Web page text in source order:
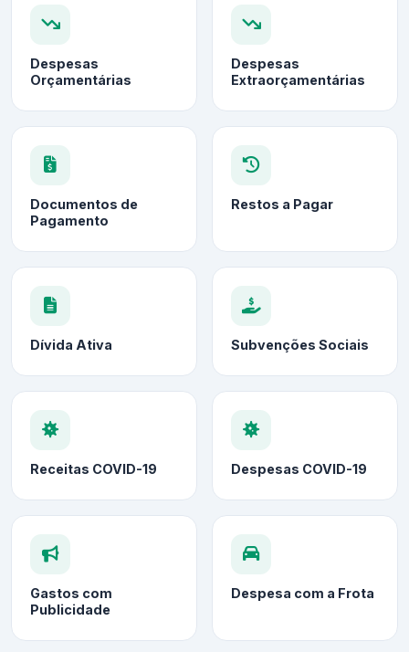
Despesas
Orçamentárias
Despesas
Extraorçamentárias
Documentos de
Pagamento
Restos a Pagar
Dívida Ativa Subvenções Sociais
Receitas COVID-19 Despesas COVID-19
Gastos com
Publicidade
Despesa com a Frota